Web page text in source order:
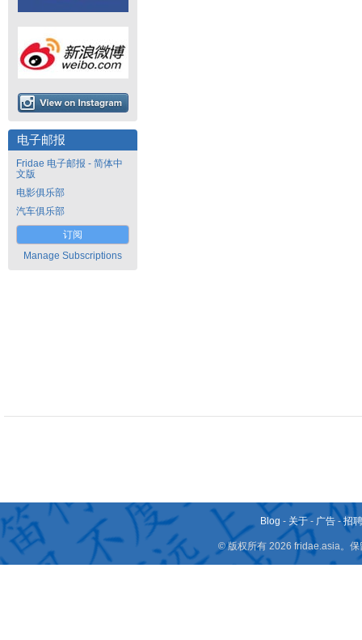
电子邮报
Fridae 电子邮报 - 简体中
文版
电影俱乐部
汽车俱乐部
订阅
Manage Subscriptions
Blog - 关于 - 广告 -招
© 版权所有 2026 fridae.asia。